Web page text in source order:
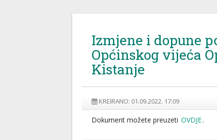
Izmjene i dopune
Općinskog vijeća
Kistanje
KREIRANO: 01.09.2022. 17:09
Dokument možete preuzeti OVDJE.